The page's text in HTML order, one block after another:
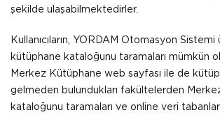
şekilde ulaşabilmektedirler.
Kullanıcıların, YORDAM Otomasyon
kütüphane kataloğunu taramaları mümkün
Merkez Kütüphane web sayfası ile de
gelmeden bulundukları fakültelerden
kataloğunu taramaları ve online veri